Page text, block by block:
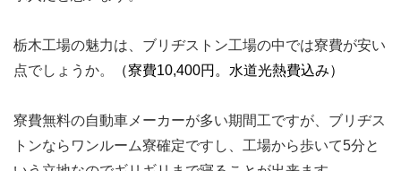
栃木工場の魅力は、ブリヂストン工場の中では寮費が安い
点でしょうか。
（寮費10,400円。水道光熱費込み）
寮費無料の自動車メーカーが多い期間工ですが、ブリヂス
トンならワンルーム寮確定ですし、工場から歩いて5分と